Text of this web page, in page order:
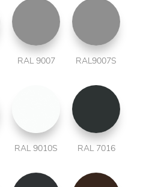
RAL 9007 RAL9007S
RAL 9010S RAL 7016